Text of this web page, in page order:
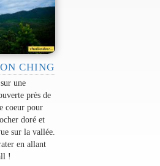
CHING
une
près de
coeur pour
doré et
sur la vallée.
en allant
!